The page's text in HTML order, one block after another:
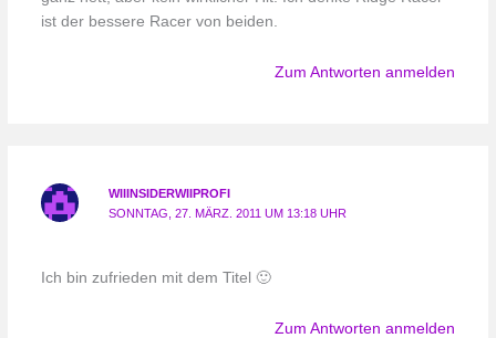
ist der bessere Racer von beiden.
Zum Antworten anmelden
WIIINSIDERWIIPROFI
SONNTAG, 27. MÄRZ. 2011 UM 13:18 UHR
Ich bin zufrieden mit dem Titel 🙂
Zum Antworten anmelden